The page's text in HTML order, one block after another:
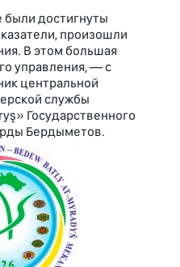
достигнуты
произошли
В этом большая
управления, — с
центральной
службы
Государственного
Бердыметов.